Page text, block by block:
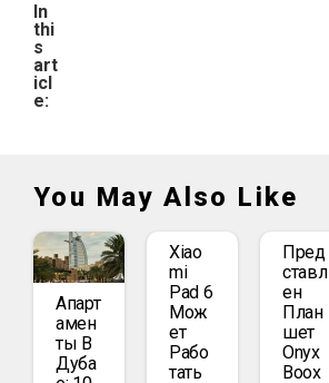
In
thi
s
art
icl
e:
You May Also Like
Апарт
Амен
Ты В
Дуба
Xiao
Mi
Pad 6
Мож
Ет
Рабо
Тать
Пред
Ставл
Ен
План
Шет
Onyx
Boox